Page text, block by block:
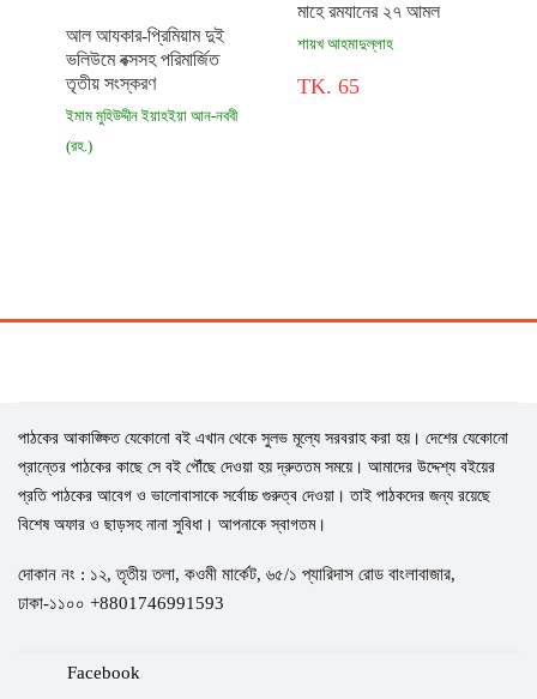
আল আযকার-প্রিমিয়াম দুই
ভলিউমে বক্সসহ পরিমার্জিত
তৃতীয় সংস্করণ
ইমাম মুহিউদ্দীন ইয়াহইয়া আন-নববী
(রহ.)
মাহে রমযানের ২৭ আমল
শায়খ আহমাদুল্লাহ
TK. 65
পাঠকের আকাঙ্ক্ষিত যেকোনো বই এখান থেকে সুলভ মূল্যে সরবরাহ করা হয়। দেশের যেকোনো
প্রান্তের পাঠকের কাছে সে বই পৌঁছে দেওয়া হয় দ্রুততম সময়ে। আমাদের উদ্দেশ্য বইয়ের
প্রতি পাঠকের আবেগ ও ভালোবাসাকে সর্বোচ্চ গুরুত্ব দেওয়া। তাই পাঠকদের জন্য রয়েছে
বিশেষ অফার ও ছাড়সহ নানা সুবিধা। আপনাকে স্বাগতম।
দোকান নং : ১২, তৃতীয় তলা, কওমী মার্কেট, ৬৫/১ প্যারিদাস রোড বাংলাবাজার,
ঢাকা-১১০০ +8801746991593
Facebook